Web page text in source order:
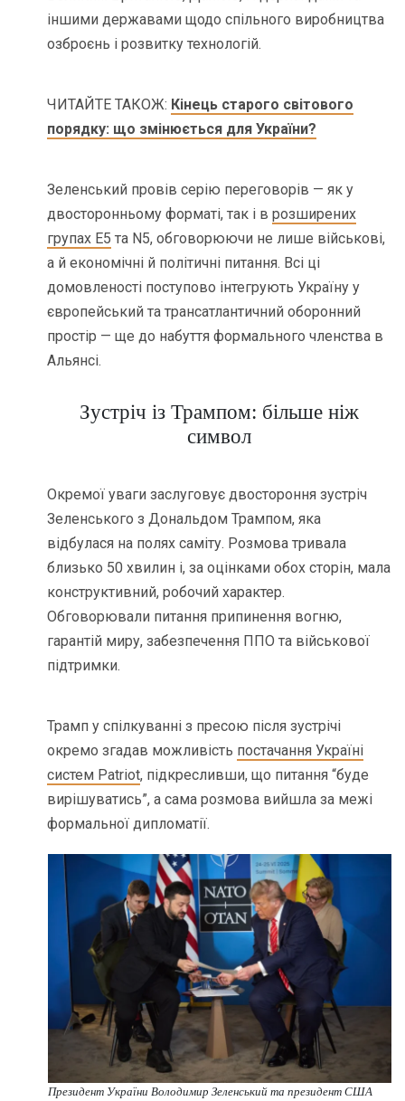
іншими державами щодо спільного виробництва
озброєнь і розвитку технологій.
ЧИТАЙТЕ ТАКОЖ: Кінець старого світового
порядку: що змінюється для України?
Зеленський провів серію переговорів — як у
двосторонньому форматі, так і врозширених
групах E5 та N5, обговорюючи не лише військові,
а й економічні й політичні питання. Всі ці
домовленості поступово інтегрують Україну у
європейський та трансатлантичний оборонний
простір — ще до набуття формального членства в
Альянсі.
Зустріч із Трампом: більше ніж
символ
Окремої уваги заслуговує двостороння зустріч
Зеленського з Дональдом Трампом, яка
відбулася на полях саміту. Розмова тривала
близько 50 хвилин і, за оцінками обох сторін, мала
конструктивний, робочий характер.
Обговорювали питання припинення вогню,
гарантій миру, забезпечення ППО та військової
підтримки.
Трамп у спілкуванні з пресою після зустрічі
окремо згадав можливість постачання Україні
систем Patriot, підкресливши, що питання “буде
вирішуватись”, а сама розмова вийшла за межі
формальної дипломатії.
Президент України Володимир Зеленський та президент США